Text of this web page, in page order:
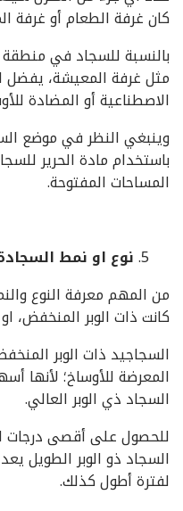
كان غرفة الطعام أو غرفة
بالنسبة للسجاد في
مثل غرفة المعيشة، يفضل
الاصطناعية أو المضادة
وينبغي النظر في موضع
باستخدام مادة الحرير
المساحات المفتوحة.
نوع او نمط
من المهم معرفة النوع
كانت ذات الوبر المنخفض،
السجاجيد ذات الوبر
المعرضة للأوساخ؛ لأنها
السجاد ذي الوبر العالي.
للحصول على أقصى درجات
السجاد ذو الوبر الطويل
لفترة أطول كذلك.